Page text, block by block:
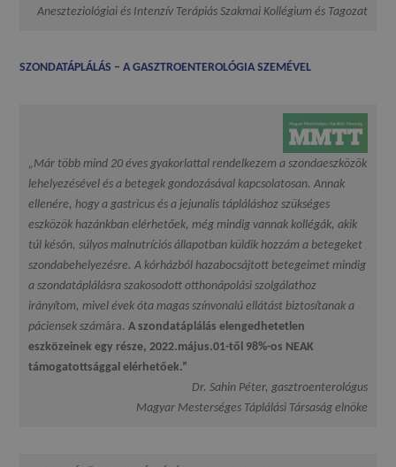
Aneszteziológiai és Intenzív Terápiás Szakmai Kollégium és Tagozat
SZONDATÁPLÁLÁS – A GASZTROENTEROLÓGIA SZEMÉVEL
„Már több mind 20 éves gyakorlattal rendelkezem a szondaeszközök
lehelyezésével és a betegek gondozásával kapcsolatosan. Annak
ellenére, hogy a gastricus és a jejunalis tápláláshoz szükséges
eszközök hazánkban elérhetőek, még mindig vannak kollégák, akik
túl későn, súlyos malnutríciós állapotban küldik hozzám a betegeket
szondabehelyezésre. A kórházból hazabocsájtott betegeimet mindig
a szondatáplálásra szakosodott otthonápolási szolgálathoz
irányítom, mivel évek óta magas színvonalú ellátást biztosítanak a
páciensek számára.A szondatáplálás elengedhetetlen
eszközeinek egy része, 2022.május.01-től 98%-os NEAK
támogatottsággal elérhetőek.”
Dr. Sahin Péter, gasztroenterológus
Magyar Mesterséges Táplálási Társaság elnöke